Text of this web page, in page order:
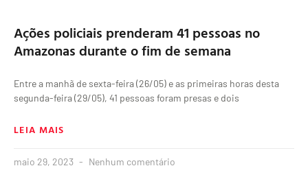
Ações policiais prenderam 41 pessoas no
Amazonas durante o fim de semana
Entre a manhã de sexta-feira (26/05) e as primeiras horas desta
segunda-feira (29/05), 41 pessoas foram presas e dois
LEIA MAIS
maio 29, 2023 Nenhum comentário